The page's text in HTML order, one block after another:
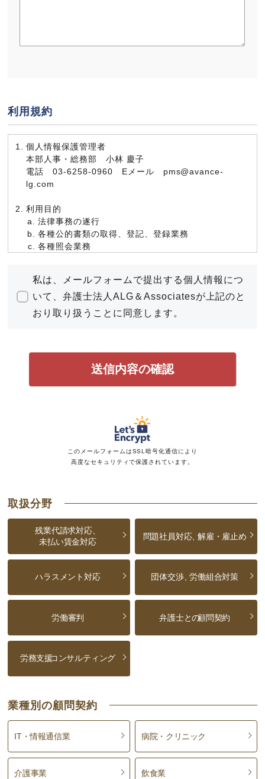
利用規約
個人情報保護管理者
本部人事・総務部 小林 慶子
電話 03-6258-0960 Eメール pms@avance-
lg.com
利用目的
法律事務の遂行
各種公的書類の取得、登記、登録業務
各種照会業務
事件の当事者（患者、遺族を含む。）を特定できない
方法で、当法人の取扱事例として、シンポジウム若し
くはセミナーその他の講演活動において発表すること
又は当法人が運営するインターネット上のサイト、当
その他の当法人が関与する媒体への掲載
家庭裁判所、簡易裁判所、地方裁判所、高等裁判所、
市区町村役場（戸籍等の書類徴求を行う場合など）。
する必要が生じた場合は、その都度、書面による同意を
求めます。
個人情報の取扱いの委託
当法人が定める水準を満たしている委託先に個人情報の
契約を交わし、委託する個人情報の安全管理が図られる
よう、委託先に対する必要、かつ、適切な監督を行いま
個人情報の利用目的の通知、開示、内容の訂正、追加又
は削除、利用の停止、消去又は第三者への提供の停止お
【お問い合わせ先】
弁護士法人ALG&Associates
lg.com
私は、メールフォームで提出する個人情報につ
いて、弁護士法人ALG＆Associatesが上記のと
おり取り扱うことに同意します。
このメールフォームはSSL暗号化通信により
高度なセキュリティで保護されています。
取扱分野
残業代請求対応、
未払い賃金対応
問題社員対応、解雇・雇止め
ハラスメント対応 団体交渉、労働組合対策
労働審判 弁護士との顧問契約
労務支援コンサルティング
業種別の顧問契約
IT・情報通信業 病院・クリニック
介護事業 飲食業